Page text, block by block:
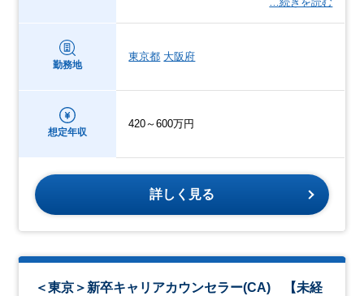
勤務地
東京都 大阪府
想定年収
420～600万円
詳しく見る
＜東京＞新卒キャリアカウンセラー(CA) 【未経